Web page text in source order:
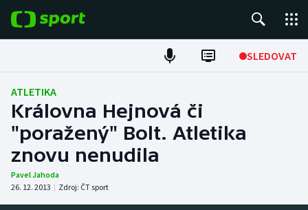
SLEDOVAT
Fotbal
Hokej
Tenis
Atletika
ATLETIKA
Královna Hejnová či
"poražený" Bolt. Atletika
znovu nenudila
Pavel Jahoda
26. 12. 2013 | Zdroj: ČT sport